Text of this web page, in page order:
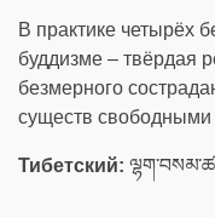
В практике четырёх
буддизме – твёрдая
безмерного
существ свободными
Тибетский: